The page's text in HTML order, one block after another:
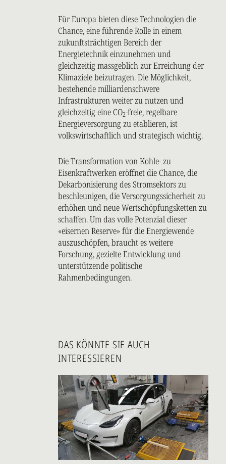
Für Europa bieten diese Technologien die
Chance, eine führende Rolle in einem
zukunftsträchtigen Bereich der
Energietechnik einzunehmen und
gleichzeitig massgeblich zur Erreichung der
Klimaziele beizutragen. Die Möglichkeit,
bestehende milliardenschwere
Infrastrukturen weiter zu nutzen und
gleichzeitig eine CO2-freie, regelbare
Energieversorgung zu etablieren, ist
volkswirtschaftlich und strategisch wichtig.
Die Transformation von Kohle- zu
Eisenkraftwerken eröffnet die Chance, die
Dekarbonisierung des Stromsektors zu
beschleunigen, die Versorgungssicherheit zu
erhöhen und neue Wertschöpfungsketten zu
schaffen. Um das volle Potenzial dieser
«eisernen Reserve» für die Energiewende
auszuschöpfen, braucht es weitere
Forschung, gezielte Entwicklung und
unterstützende politische
Rahmenbedingungen.
DAS KÖNNTE SIE AUCH
INTERESSIEREN